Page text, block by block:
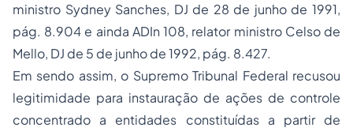
ministro Sydney Sanches, DJ de 28 de junho de 1991,
pág. 8.904 e ainda ADIn 108, relator ministro Celso de
Mello, DJ de 5 de junho de 1992, pág. 8.427.
Em sendo assim, o Supremo Tribunal Federal recusou
legitimidade para instauração de ações de controle
concentrado a entidades constituídas a partir de